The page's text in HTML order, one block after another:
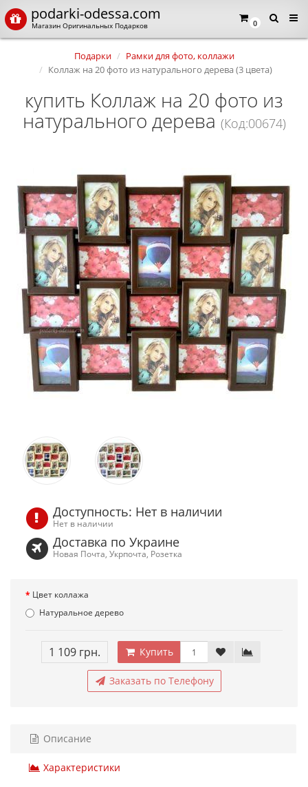
0
podarki-odessa.com
Магазин Оригинальных Подарков
Подарки
Рамки для фото, коллажи
Коллаж на 20 фото из натурального дерева (3 цвета)
купить Коллаж на 20 фото из
натурального дерева(Код:00674)
Доступность: Нет в наличии
Нет в наличии
Доставка по Украине
Новая Почта, Укрпочта, Розетка
Цвет коллажа
Натуральное дерево
1 109 грн. Купить
Заказать по Телефону
Описание
Характеристики